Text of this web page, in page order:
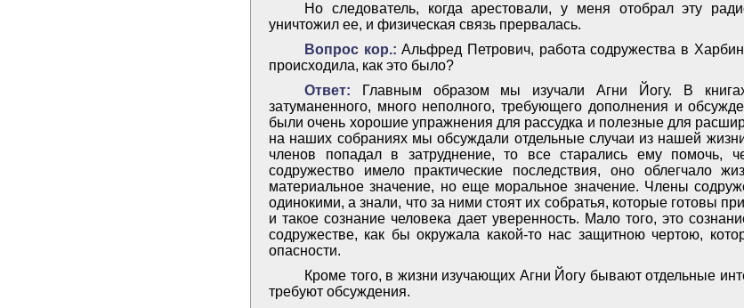
Но следователь, когда арестовали, у меня отобрал эту
уничтожил ее, и физическая связь прервалась.
Вопрос кор.: Альфред Петрович, работа содружества в
происходила, как это было?
Ответ: Главным образом мы изучали Агни Йогу. В
затуманенного, много неполного, требующего дополнения и
были очень хорошие упражнения для рассудка и полезные для
на наших собраниях мы обсуждали отдельные случаи из нашей
членов попадал в затруднение, то все старались ему помочь,
содружество имело практические последствия, оно облегчало
материальное значение, но еще моральное значение. Члены
одинокими, а знали, что за ними стоят их собратья, которые готовы
и такое сознание человека дает уверенность. Мало того, это
содружестве, как бы окружала какой-то нас защитною чертою,
опасности.
Кроме того, в жизни изучающих Агни Йогу бывают отдельные
требуют обсуждения.